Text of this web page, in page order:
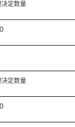
决定数量
0
决定数量
0